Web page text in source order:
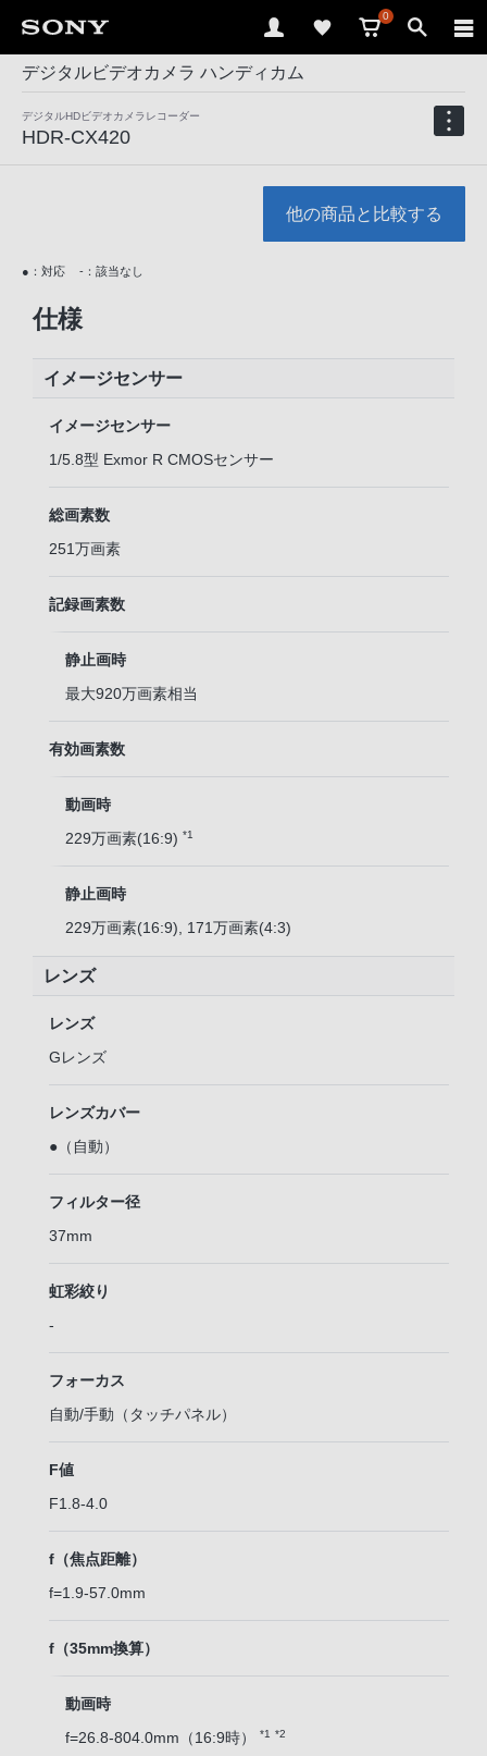
0
デジタルビデオカメラ ハンディカム
デジタルHDビデオカメラレコーダー
HDR-CX420
他の商品と比較する
●：対応 -：該当なし
仕様
イメージセンサー
イメージセンサー
1/5.8型 Exmor R CMOSセンサー
総画素数
251万画素
記録画素数
静止画時
最大920万画素相当
有効画素数
動画時
229万画素(16:9) *1
静止画時
229万画素(16:9), 171万画素(4:3)
レンズ
レンズ
Gレンズ
レンズカバー
●（自動）
フィルター径
37mm
虹彩絞り
-
フォーカス
自動/手動（タッチパネル）
F値
F1.8-4.0
f（焦点距離）
f=1.9-57.0mm
f（35mm換算）
動画時
f=26.8-804.0mm（16:9時） *1 *2